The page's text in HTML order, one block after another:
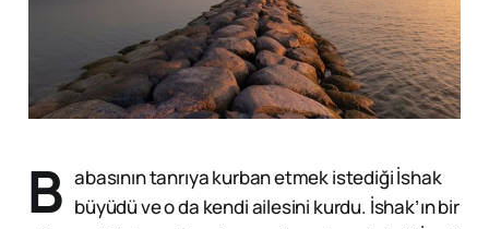
B abasının tanrıya kurban etmek istediği İshak
büyüdü ve o da kendi ailesini kurdu. İshak’ın bir